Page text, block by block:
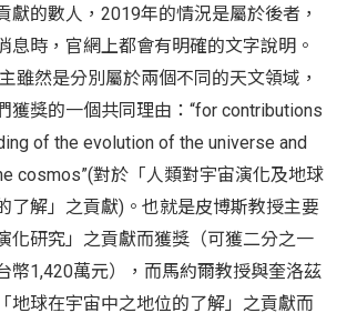
獻的數人，2019年的情況是屬於後者，
息時，官網上都會有明確的文字說明。
雖然是分別屬於兩個不同的天文領域，
獲獎的一個共同理由：“for contributions
of the evolution of the universe and
cosmos”(對於「人類對宇宙演化及地球
了解」之貢獻)。也就是皮博斯教授主要
化研究」之貢獻而獲獎（可獲二分之一
幣1,420萬元），而馬約爾教授與奎洛茲
地球在宇宙中之地位的了解」之貢獻而